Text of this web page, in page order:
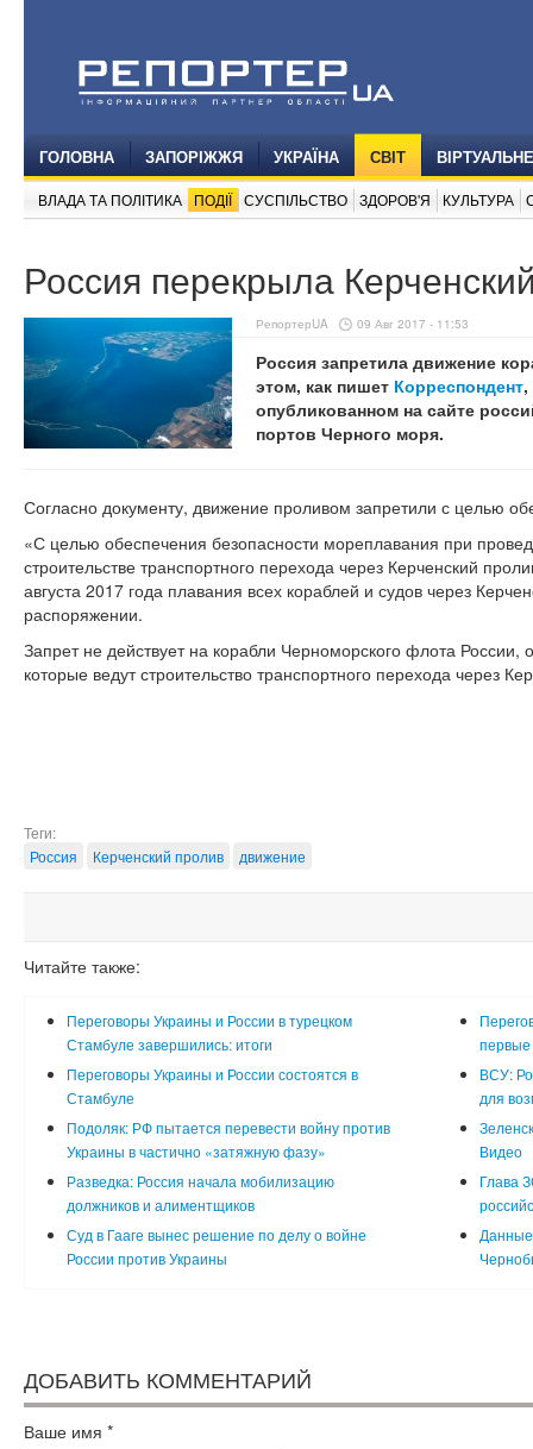
ГОЛОВНА ЗАПОРІЖЖЯ УКРАЇНА СВІТ
ВЛАДА ТА ПОЛІТИКА ПОДІЇ СУСПІЛЬСТВО ЗДОРОВ'Я КУЛЬТУРА
Россия перекрыла
РепортерUA 09 Авг 2017 - 11:53
Россия запретила движение
этом, как пишет Корреспондент
опубликованном на сайте
портов Черного моря.
Согласно документу, движение проливом запретили с целью
«С целью обеспечения безопасности мореплавания при
строительстве транспортного перехода через Керченский
августа 2017 года плавания всех кораблей и судов через
распоряжении.
Запрет не действует на корабли Черноморского флота России,
которые ведут строительство транспортного перехода через
Теги:
Россия
Керченский пролив движение
Читайте также:
Переговоры Украины и России в турецком
Стамбуле завершились: итоги
первые
Переговоры Украины и России состоятся в
Стамбуле
ВСУ:
для
Подоляк: РФ пытается перевести войну против
Украины в частично «затяжную фазу»
Видео
Разведка: Россия начала мобилизацию
должников и алиментщиков
Глава
Суд в Гааге вынес решение по делу о войне
России против Украины
Данные
ДОБАВИТЬ КОММЕНТАРИЙ
Ваше имя *